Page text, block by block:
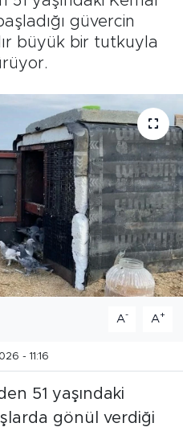
güvercin
büyük bir tutkuyla
A- A+
- 11:16
51 yaşındaki
gönül verdiği